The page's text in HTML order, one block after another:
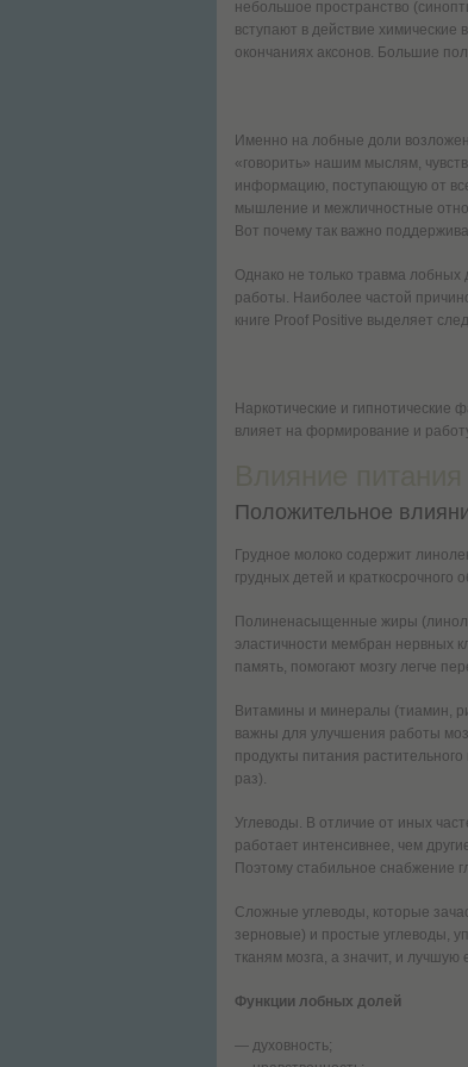
небольшое пространство
вступают в действие
окончаниях аксонов. Большие
Именно на лобные доли
«говорить» нашим мыслям,
информацию, поступающую от
мышление и межличностные
Вот почему так важно
Однако не только травма
работы. Наиболее частой
книге Proof Positive выделяет
Наркотические и гипнотические
влияет на формирование и
Положительное
Грудное молоко содержит
грудных детей и краткосрочного
Полиненасыщенные жиры
эластичности мембран нервных
память, помогают мозгу легче
Витамины и минералы (тиамин,
важны для улучшения работы
продукты питания
раз).
Углеводы. В отличие от иных
работает интенсивнее, чем
Поэтому стабильное снабжение
Сложные углеводы, которые
зерновые) и простые углеводы,
тканям мозга, а значит, и лучшую
Функции лобных долей
— духовность;